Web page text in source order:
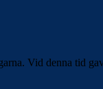
Vid denna tid